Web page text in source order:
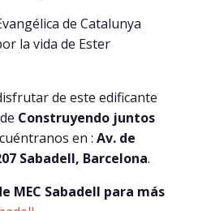
de Catalunya
la vida de Ester
de este edificante
Construyendo juntos
en : Av. de
Sabadell, Barcelona.
MEC Sabadell para más